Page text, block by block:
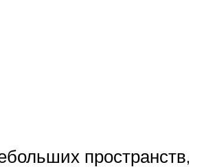
пространств,